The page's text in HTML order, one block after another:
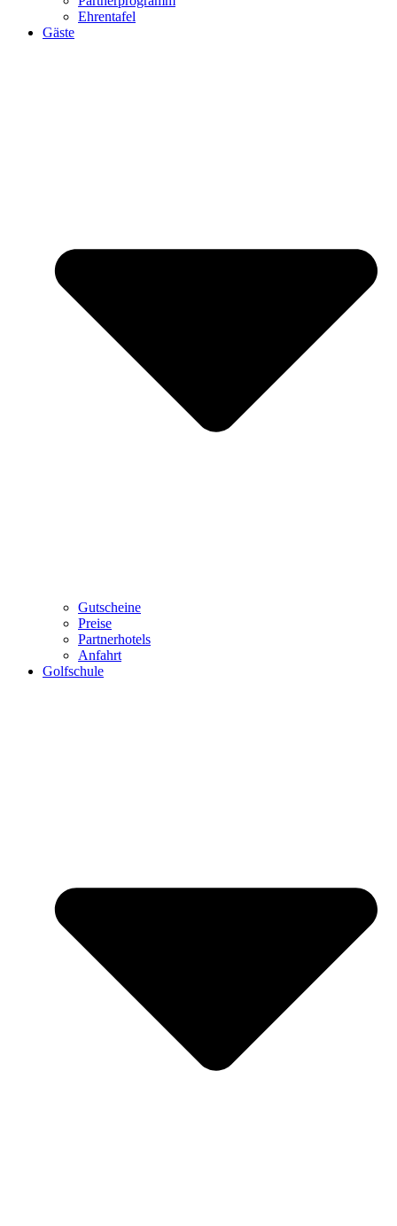
Ehrentafel
Gäste
Gutscheine
Preise
Partnerhotels
Anfahrt
Golfschule